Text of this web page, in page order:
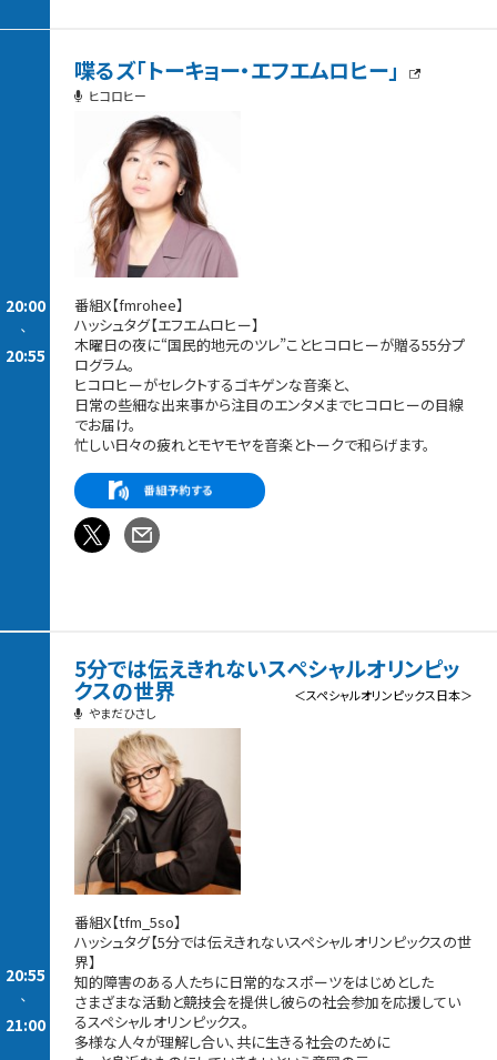
20:00
-
20:55
喋るズ「トーキョー・エフエムロヒー」
ヒコロヒー
番組X【fmrohee】
ハッシュタグ【エフエムロヒー】
木曜日の夜に“国民的地元のツレ”ことヒコロヒーが贈る55分プ
ログラム。
ヒコロヒーがセレクトするゴキゲンな音楽と、
日常の些細な出来事から注目のエンタメまでヒコロヒーの目線
でお届け。
忙しい日々の疲れとモヤモヤを音楽とトークで和らげます。
20:55
-
21:00
5分では伝えきれないスペシャルオリンピッ
クスの世界
＜スペシャルオリンピックス日本＞
やまだひさし
番組X【tfm_5so】
ハッシュタグ【5分では伝えきれないスペシャルオリンピックスの世
界】
知的障害のある人たちに日常的なスポーツをはじめとした
さまざまな活動と競技会を提供し彼らの社会参加を応援してい
るスペシャルオリンピックス。
多様な人々が理解し合い、共に生きる社会のために